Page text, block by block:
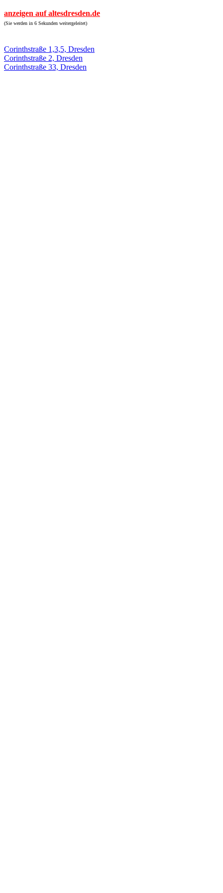
anzeigen auf altesdresden.de
(Sie werden in 6 Sekunden weitergeleitet)
Corinthstraße 1,3,5, Dresden
Corinthstraße 2, Dresden
Corinthstraße 33, Dresden